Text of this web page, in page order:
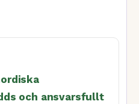
och ansvarsfullt